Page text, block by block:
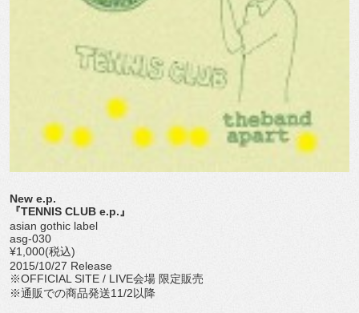
New e.p.
『TENNIS CLUB e.p.』
asian gothic label
asg-030
¥1,000(税込)
2015/10/27 Release
※OFFICIAL SITE / LIVE会場 限定販売
※通販での商品発送11/2以降